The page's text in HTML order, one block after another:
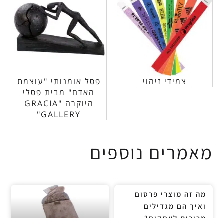
צמידי זיהוי
פסל אומנותי "עוצמת
האדם" מבית פסלי
היוקרה "GRACIA
GALLERY"
מאמרים נוספים
מה זה מוצרי פרסום
ואיך הם מגדילים